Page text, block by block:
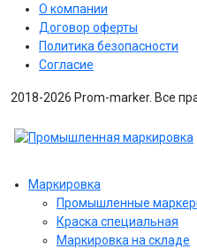
О компании
Договор оферты
Политика безопасности
Согласие
2018-2026 Prom-marker. Все
Маркировка
Промышленные
Краска специальная
Маркировка на складе